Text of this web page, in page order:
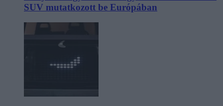
SUV mutatkozott be Európában